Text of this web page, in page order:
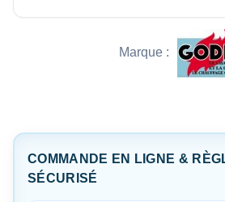
Marque :
COMMANDE EN LIGNE &
SÉCURISÉ